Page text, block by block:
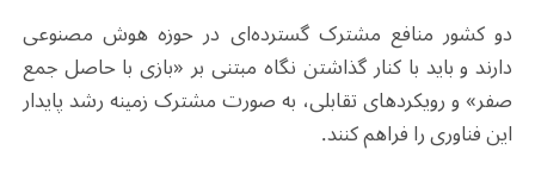
دو کشور منافع مشترک گسترده‌ای در حوزه هوش مصنوعی
دارند و باید با کنار گذاشتن نگاه مبتنی بر «بازی با حاصل جمع
صفر» و رویکردهای تقابلی، به صورت مشترک زمینه رشد پایدار
این فناوری را فراهم کنند.